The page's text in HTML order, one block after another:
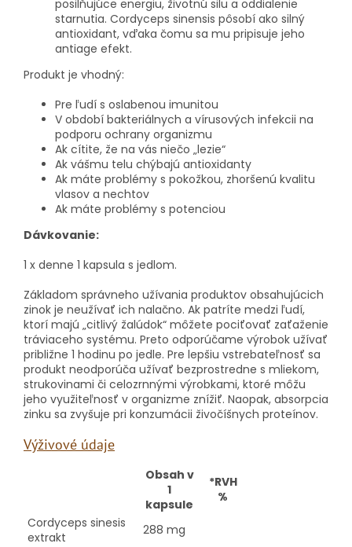
posilňujúce energiu, životnú silu a oddialenie
starnutia. Cordyceps sinensis pôsobí ako silný
antioxidant, vďaka čomu sa mu pripisuje jeho
antiage efekt.
Produkt je vhodný:
Pre ľudí s oslabenou imunitou
V období bakteriálnych a vírusových infekcii na
podporu ochrany organizmu
Ak cítite, že na vás niečo „lezie“
Ak vášmu telu chýbajú antioxidanty
Ak máte problémy s pokožkou, zhoršenú kvalitu
vlasov a nechtov
Ak máte problémy s potenciou
Dávkovanie:
1 x denne 1 kapsula s jedlom.
Základom správneho užívania produktov obsahujúcich
zinok je neužívať ich nalačno. Ak patríte medzi ľudí,
ktorí majú „citlivý žalúdok“ môžete pociťovať zaťaženie
tráviaceho systému. Preto odporúčame výrobok užívať
približne 1 hodinu po jedle. Pre lepšiu vstrebateľnosť sa
produkt neodporúča užívať bezprostredne s mliekom,
strukovinami či celozrnnými výrobkami, ktoré môžu
jeho využiteľnosť v organizme znížiť. Naopak, absorpcia
zinku sa zvyšuje pri konzumácii živočíšnych proteínov.
Výživové údaje
Obsah v
1
kapsule
*RVH
%
Cordyceps sinesis
extrakt
288 mg